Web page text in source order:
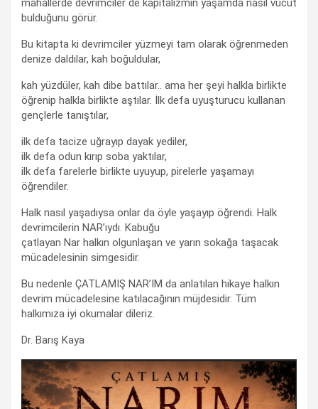
mahallerde devrimciler de kapitalizmin yaşamda nasıl vücut
bulduğunu görür.
Bu kitapta ki devrimciler yüzmeyi tam olarak öğrenmeden
denize daldılar, kah boğuldular,
kah yüzdüler, kah dibe battılar.. ama her şeyi halkla birlikte
öğrenip halkla birlikte aştılar. İlk defa uyuşturucu kullanan
gençlerle tanıştılar,
ilk defa tacize uğrayıp dayak yediler,
ilk defa odun kırıp soba yaktılar,
ilk defa farelerle birlikte uyuyup, pirelerle yaşamayı
öğrendiler.
Halk nasıl yaşadıysa onlar da öyle yaşayıp öğrendi. Halk
devrimcilerin NAR’ıydı. Kabuğu
çatlayan Nar halkın olgunlaşan ve yarın sokağa taşacak
mücadelesinin simgesidir.
Bu nedenle ÇATLAMIŞ NAR’IM da anlatılan hikaye halkın
devrim mücadelesine katılacağının müjdesidir. Tüm
halkımıza iyi okumalar dileriz.
Dr. Barış Kaya